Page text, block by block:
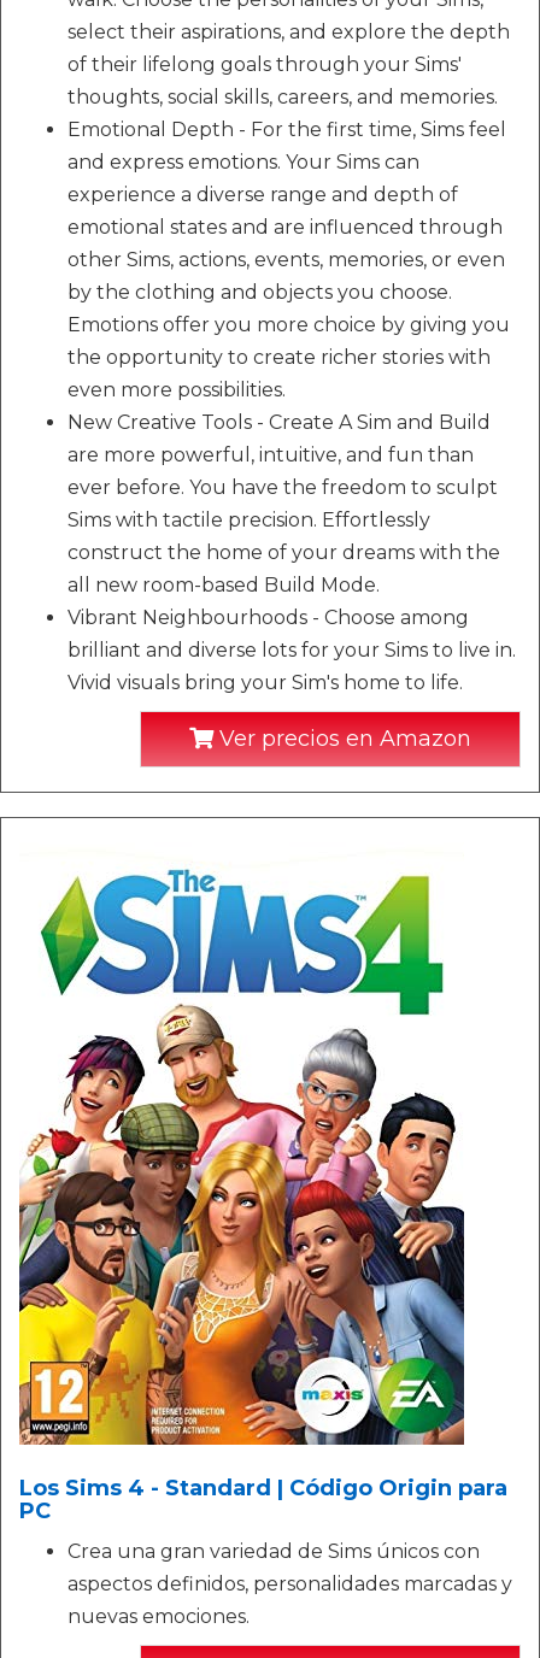
select their aspirations, and explore the depth
of their lifelong goals through your Sims'
thoughts, social skills, careers, and memories.
Emotional Depth - For the first time, Sims feel
and express emotions. Your Sims can
experience a diverse range and depth of
emotional states and are influenced through
other Sims, actions, events, memories, or even
by the clothing and objects you choose.
Emotions offer you more choice by giving you
the opportunity to create richer stories with
even more possibilities.
New Creative Tools - Create A Sim and Build
are more powerful, intuitive, and fun than
ever before. You have the freedom to sculpt
Sims with tactile precision. Effortlessly
construct the home of your dreams with the
all new room-based Build Mode.
Vibrant Neighbourhoods - Choose among
brilliant and diverse lots for your Sims to live in.
Vivid visuals bring your Sim's home to life.
Ver precios en Amazon
Los Sims 4 - Standard | Código Origin para
PC
Crea una gran variedad de Sims únicos con
aspectos definidos, personalidades marcadas y
nuevas emociones.